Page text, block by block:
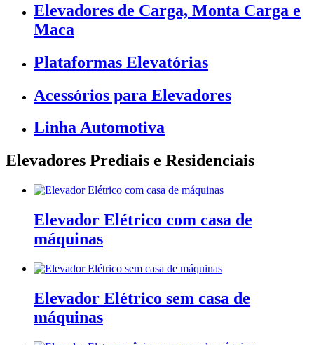
Elevadores de Carga, Monta Carga e
Maca
Plataformas Elevatórias
Acessórios para Elevadores
Linha Automotiva
Elevadores Prediais e Residenciais
Elevador Elétrico com casa de
máquinas
Elevador Elétrico sem casa de
máquinas